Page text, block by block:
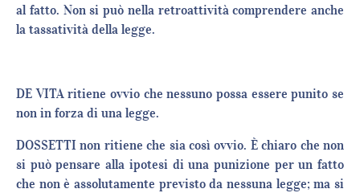
al fatto. Non si può nella retroattività comprendere anche
la tassatività della legge.
DE VITA ritiene ovvio che nessuno possa essere punito se
non in forza di una legge.
DOSSETTI non ritiene che sia così ovvio. È chiaro che non
si può pensare alla ipotesi di una punizione per un fatto
che non è assolutamente previsto da nessuna legge; ma si